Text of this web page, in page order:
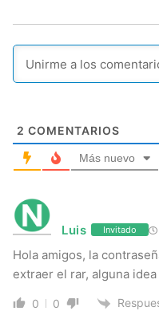
2 COMENTARIOS
Más nuevo
Luis Invitado
Hola amigos, la
extraer el rar, alguna
0 0